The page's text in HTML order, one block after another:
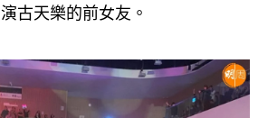
演古天樂的前女友。